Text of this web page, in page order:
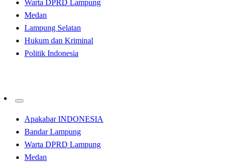
Warta DPRD Lampung
Medan
Lampung Selatan
Hukum dan Kriminal
Politik Indonesia
Apakabar INDONESIA
Bandar Lampung
Warta DPRD Lampung
Medan